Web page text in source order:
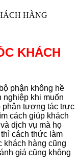
HÀNG
KHÁCH
phận không hề
khi muốn
phận tương tác trực
cách giúp khách
dịch vụ mà họ
cách thức làm
khách hàng cũng
giá cũng không